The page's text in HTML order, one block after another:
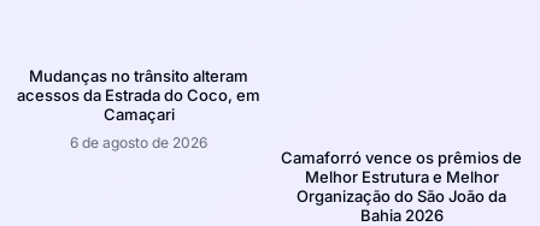
Mudanças no trânsito alteram
acessos da Estrada do Coco, em
Camaçari
6 de agosto de 2026
Camaforró vence os prêmios de
Melhor Estrutura e Melhor
Organização do São João da
Bahia 2026